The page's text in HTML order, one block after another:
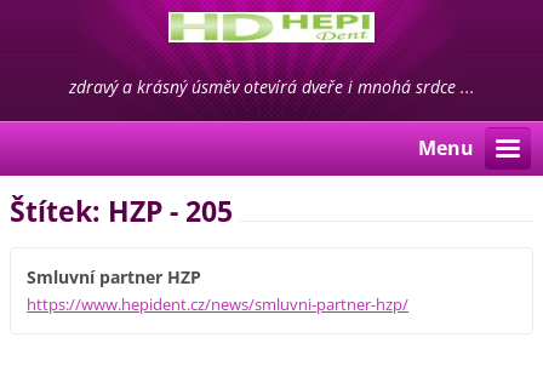
zdravý a krásný úsměv otevírá dveře i mnohá srdce ...
Menu
Štítek: HZP - 205
Smluvní partner HZP
https://www.hepident.cz/news/smluvni-partner-hzp/